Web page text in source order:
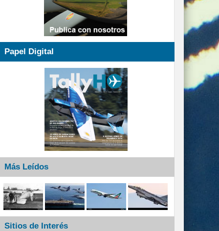
Papel Digital
Más Leídos
Sitios de Interés